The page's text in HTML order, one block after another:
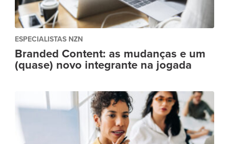
ESPECIALISTAS NZN
Branded Content: as mudanças e um
(quase) novo integrante na jogada